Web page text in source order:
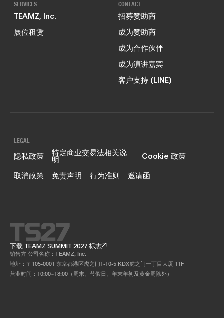
SERVICES
TEAMZ, Inc.
展位租赁
CONTACT
招募赞助商
成为赞助商
成为合作伙伴
成为演讲嘉宾
客户支持 (LINE)
LEGAL
隐私政策 特定商业交易法相关说
明
Cookie 政策
取消政策
免责声明 行为准则 邀请函
下载 TEAMZ SUMMIT 2027 标志
销售方 公司名称：TEAMZ, Inc.
地址：〒105-0001 东京都港区虎之门1-10-5 KDX虎之门一丁目大厦 11F
营业时间：10:00~18:00（周末、节假日、年末年初及黄金周除外）